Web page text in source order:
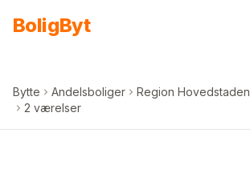
BoligByt
Bytte Andelsboliger Region Hovedstaden
2 værelser